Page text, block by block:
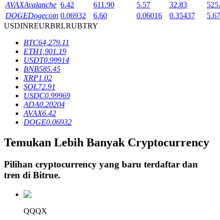
Penguncian BTR
Investasi eksklusif untuk pemegang BTR
Pinjaman
Layanan pinjaman yang didukung Crypto
AVAXAvalanche 6.42 611.90 5.57 32.83
DOGEDogecoin 0.06932 6.60 0.06016 0.35437
5.67
USDINREURBRLRUBTRY
BTC64,279.11
ETH1,901.19
USDT0.99914
BNB585.45
XRP1.02
SOL72.91
USDC0.99969
ADA0.20204
AVAX6.42
DOGE0.06932
Temukan Lebih Banyak Cryptocurrency
Pilihan cryptocurrency yang baru terdaftar dan
tren di Bitrue.
QQQX